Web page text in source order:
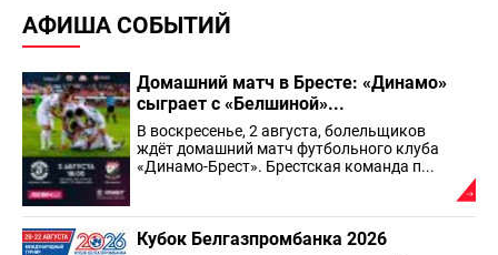
АФИША СОБЫТИЙ
Домашний матч в Бресте: «Динамо»
сыграет с «Белшиной»...
В воскресенье, 2 августа, болельщиков
ждёт домашний матч футбольного клуба
«Динамо-Брест». Брестская команда п...
Кубок Белгазпромбанка 2026